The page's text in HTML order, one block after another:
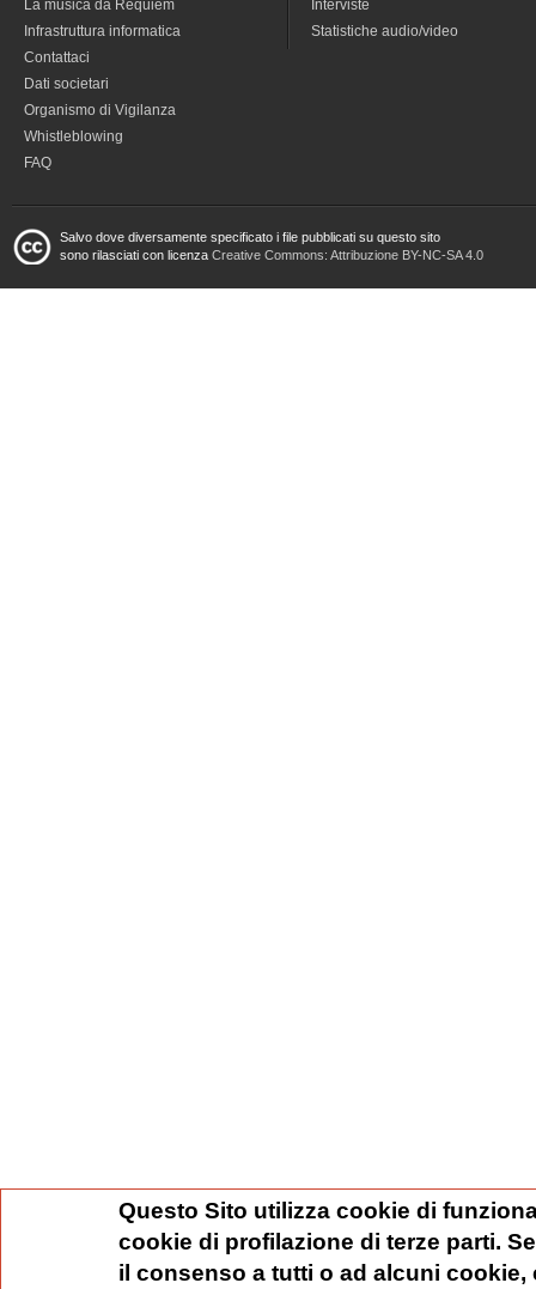
La musica da Requiem
Infrastruttura informatica
Contattaci
Dati societari
Organismo di Vigilanza
Whistleblowing
FAQ
Interviste
Statistiche audio/video
Salvo dove diversamente specificato i file pubblicati su questo sito
sono rilasciati con licenza Creative Commons: Attribuzione BY-NC-SA 4.0
Questo Sito utilizza cookie di
cookie di profilazione di terze parti.
il consenso a tutti o ad alcuni